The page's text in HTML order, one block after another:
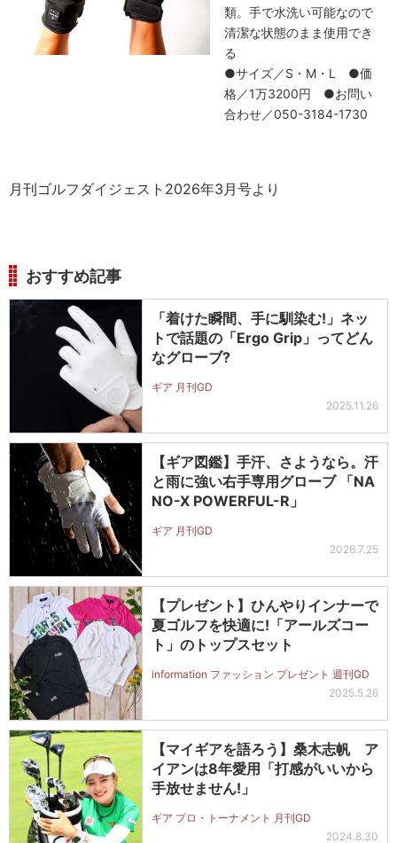
類。手で水洗い可能なので
清潔な状態のまま使用でき
る
●サイズ／S・M・L ●価
格／1万3200円 ●お問い
合わせ／050-3184-1730
月刊ゴルフダイジェスト2026年3月号より
おすすめ記事
「着けた瞬間、手に馴染む!」ネッ
トで話題の「Ergo Grip」ってどん
なグローブ?
ギア 月刊GD
2025.11.26
【ギア図鑑】手汗、さようなら。汗
と雨に強い右手専用グローブ 「NA
NO-X POWERFUL-R」
ギア 月刊GD
2026.7.25
【プレゼント】ひんやりインナーで
夏ゴルフを快適に!「アールズコー
ト」のトップスセット
information ファッション プレゼント 週刊GD
2025.5.26
【マイギアを語ろう】桑木志帆 ア
イアンは8年愛用「打感がいいから
手放せません!」
ギア プロ・トーナメント 月刊GD
2024.8.30